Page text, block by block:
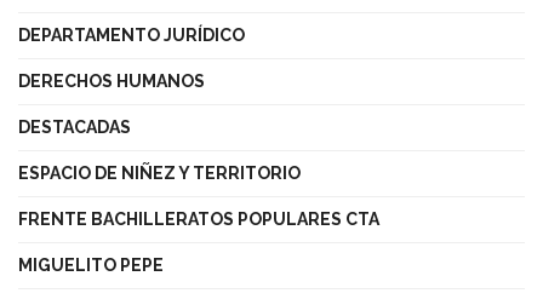
DEPARTAMENTO JURÍDICO
DERECHOS HUMANOS
DESTACADAS
ESPACIO DE NIÑEZ Y TERRITORIO
FRENTE BACHILLERATOS POPULARES CTA
MIGUELITO PEPE